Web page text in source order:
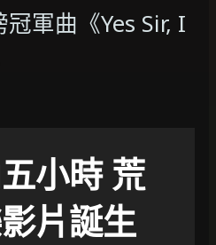
軍曲《Yes Sir, I
小時 荒
片誕生